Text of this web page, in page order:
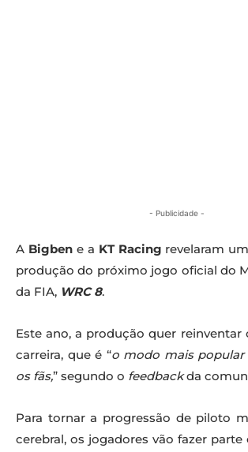
- Publicidade -
A Bigbene a KT Racing revelaram
produção do próximo jogo oficial do
da FIA, WRC 8.
Este ano, a produção quer reinventar
carreira, que é “o modo mais
os fãs,” segundo o feedbackda
Para tornar a progressão de piloto
cerebral, os jogadores vão fazer